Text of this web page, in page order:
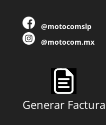
@motocomslp
@motocom.mx
Generar Factura